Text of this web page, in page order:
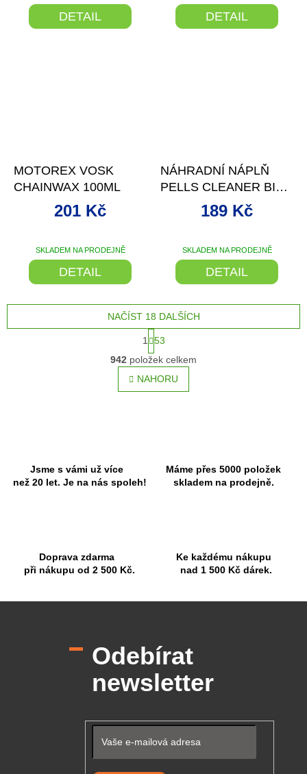
DETAIL DETAIL
MOTOREX VOSK
CHAINWAX 100ML
SKLADEM NA PRODEJNĚ
201 Kč
DETAIL
NÁHRADNÍ NÁPLŇ
PELLS CLEANER BIO
SKLADEM NA PRODEJNĚ
189 Kč
DETAIL
O
v
l
á
NAČÍST 18 DALŠÍCH
t
r
á
n
k
1
53
942 položek celkem
NAHORU
Jsme s vámi už více
než 20 let. Je na nás spoleh!
Máme přes 5000 položek
skladem na prodejně.
Doprava zdarma
při nákupu od 2 500 Kč.
Ke každému nákupu
nad 1 500 Kč dárek.
Odebírat
newsletter